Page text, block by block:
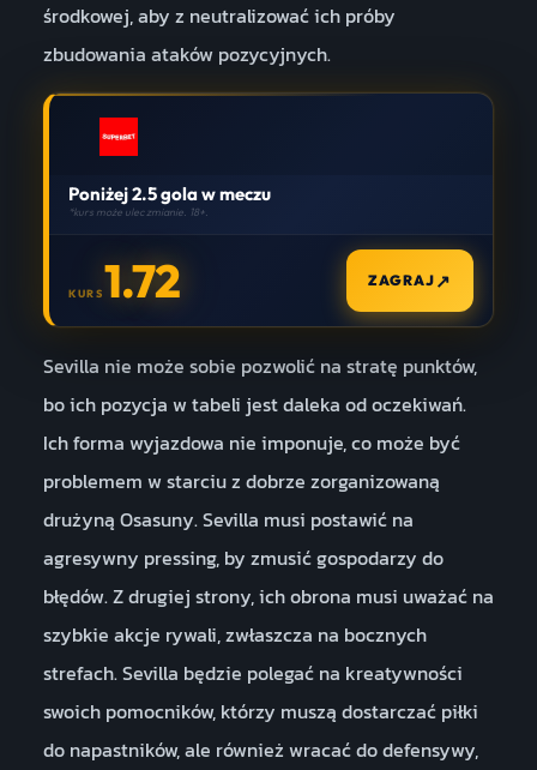
środkowej, aby z neutralizować ich próby
zbudowania ataków pozycyjnych.
Poniżej 2.5 gola w meczu
*kurs może ulec zmianie. 18+.
KURS1.72 ZAGRAJ ↗
Sevilla nie może sobie pozwolić na stratę punktów,
bo ich pozycja w tabeli jest daleka od oczekiwań.
Ich forma wyjazdowa nie imponuje, co może być
problemem w starciu z dobrze zorganizowaną
drużyną Osasuny. Sevilla musi postawić na
agresywny pressing, by zmusić gospodarzy do
błędów. Z drugiej strony, ich obrona musi uważać na
szybkie akcje rywali, zwłaszcza na bocznych
strefach. Sevilla będzie polegać na kreatywności
swoich pomocników, którzy muszą dostarczać piłki
do napastników, ale również wracać do defensywy,